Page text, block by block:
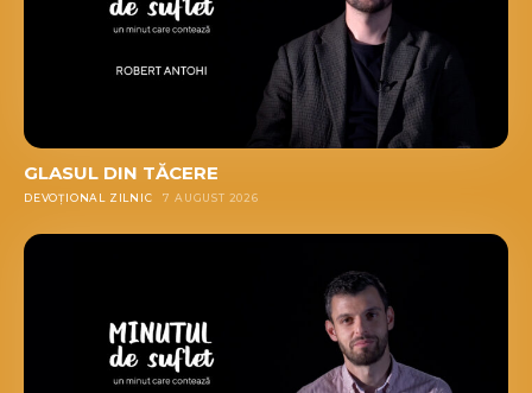
GLASUL DIN TĂCERE
DEVOȚIONAL ZILNIC 7 AUGUST 2026